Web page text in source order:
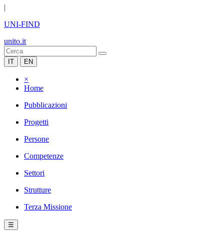
|
UNI-FIND
unito.it
IT EN
×
Home
Pubblicazioni
Progetti
Persone
Competenze
Settori
Strutture
Terza Missione
☰